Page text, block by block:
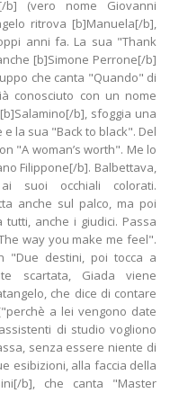
b] (vero nome Giovanni
ritrova [b]Manuela[/b],
anni fa. La sua "Thank
[b]Simone Perrone[/b]
che canta "Quando" di
conosciuto con un nome
b], sfoggia una
la sua "Back to black". Del
"A woman’s worth". Me lo
Filippone[/b]. Balbettava,
suoi occhiali colorati.
anche sul palco, ma poi
anche i giudici. Passa
way you make me feel".
"Due destini, poi tocca a
scartata, Giada viene
che dice di contare
a lei vengono date
di studio vogliono
senza essere niente di
esibizioni, alla faccia della
b], che canta "Master